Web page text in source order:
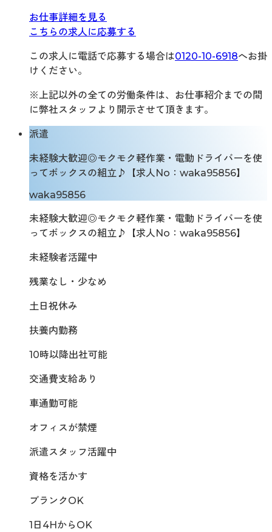
お仕事詳細を見る
こちらの求人に応募する
この求人に電話で応募する場合は0120-10-6918へお掛
けください。
※上記以外の全ての労働条件は、お仕事紹介までの間
に弊社スタッフより開示させて頂きます。
派遣
未経験大歓迎◎モクモク軽作業・電動ドライバーを使
ってボックスの組立♪【求人No：waka95856】
waka95856
未経験大歓迎◎モクモク軽作業・電動ドライバーを使
ってボックスの組立♪【求人No：waka95856】
未経験者活躍中
残業なし・少なめ
土日祝休み
扶養内勤務
10時以降出社可能
交通費支給あり
車通勤可能
オフィスが禁煙
派遣スタッフ活躍中
資格を活かす
ブランクOK
1日4HからOK